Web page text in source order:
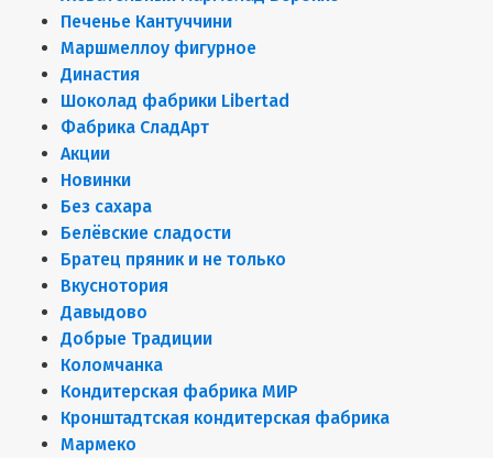
Печенье Кантуччини
Маршмеллоу фигурное
Династия
Шоколад фабрики Libertad
Фабрика СладАрт
Акции
Новинки
Без сахара
Белёвские сладости
Братец пряник и не только
Вкуснотория
Давыдово
Добрые Традиции
Коломчанка
Кондитерская фабрика МИР
Кронштадтская кондитерская фабрика
Мармеко